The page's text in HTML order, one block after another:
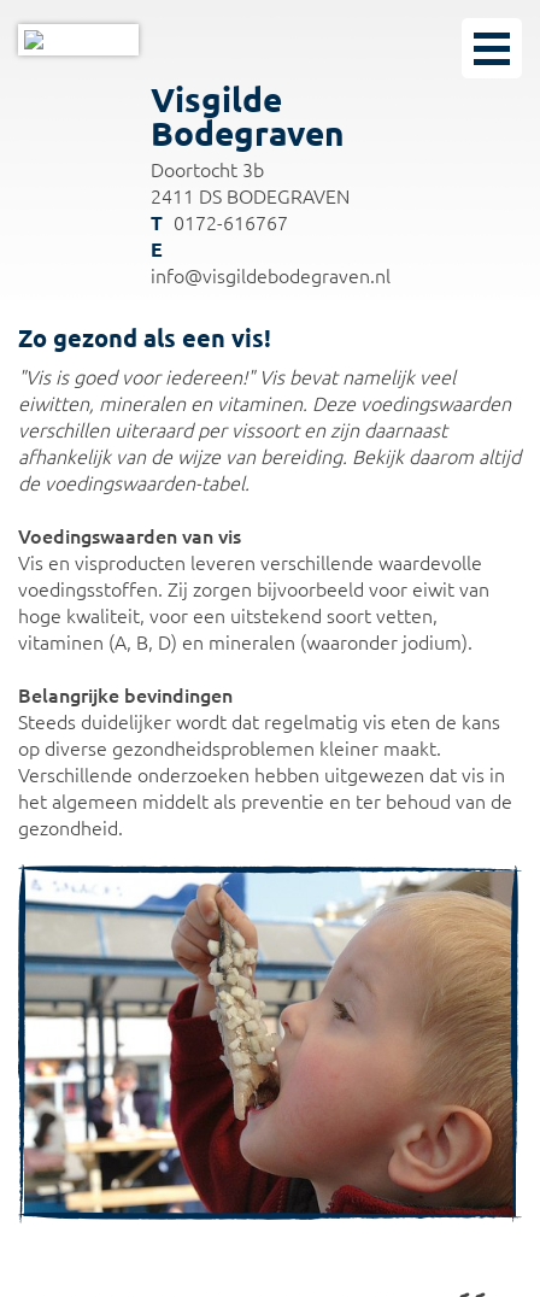
Visgilde
Bodegraven
Doortocht 3b
2411 DS BODEGRAVEN
0172-616767
info@visgildebodegraven.nl
Zo gezond als een vis!
"Vis is goed voor iedereen!" Vis bevat namelijk veel
eiwitten, mineralen en vitaminen. Deze voedingswaarden
verschillen uiteraard per vissoort en zijn daarnaast
afhankelijk van de wijze van bereiding. Bekijk daarom altijd
de voedingswaarden-tabel.
Voedingswaarden van vis
Vis en visproducten leveren verschillende waardevolle
voedingsstoffen. Zij zorgen bijvoorbeeld voor eiwit van
hoge kwaliteit, voor een uitstekend soort vetten,
vitaminen (A, B, D) en mineralen (waaronder jodium).
Belangrijke bevindingen
Steeds duidelijker wordt dat regelmatig vis eten de kans
op diverse gezondheidsproblemen kleiner maakt.
Verschillende onderzoeken hebben uitgewezen dat vis in
het algemeen middelt als preventie en ter behoud van de
gezondheid.